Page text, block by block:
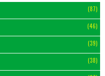
(87)
(46)
(39)
(38)